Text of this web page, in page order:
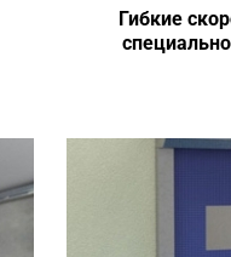
Гибкие